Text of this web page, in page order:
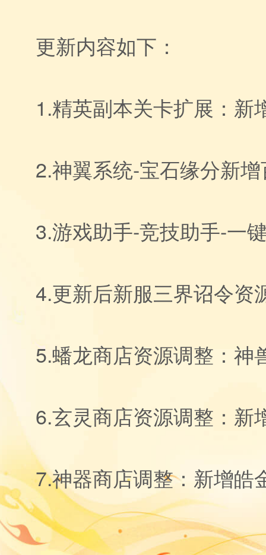
更新内容如下：
1.精英副本关卡扩展：新
2.神翼系统-宝石缘分新
3.游戏助手-竞技助手-一
4.更新后新服三界诏令资
5.蟠龙商店资源调整：神
6.玄灵商店资源调整：新
7.神器商店调整：新增皓